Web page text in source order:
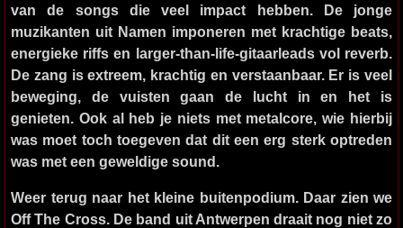
van de songs die veel impact hebben. De jonge
muzikanten uit Namen imponeren met krachtige beats,
energieke riffs en larger-than-life-gitaarleads vol reverb.
De zang is extreem, krachtig en verstaanbaar. Er is veel
beweging, de vuisten gaan de lucht in en het is
genieten. Ook al heb je niets met metalcore, wie hierbij
was moet toch toegeven dat dit een erg sterk optreden
was met een geweldige sound.
Weer terug naar het kleine buitenpodium. Daar zien we
Off The Cross. De band uit Antwerpen draait nog niet zo